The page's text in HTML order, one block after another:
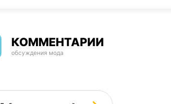
КОММЕНТАРИИ
обсуждения мода